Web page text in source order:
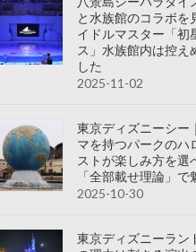
と水族館のコラボを
イドルマスター「初
ス」水族館内は控え
した
2025-11-02
東京ディズニーシー
マを持つパークのハ
ストが楽しみ方を選
「全部載せ理論」で
2025-10-30
東京ディズニーラン